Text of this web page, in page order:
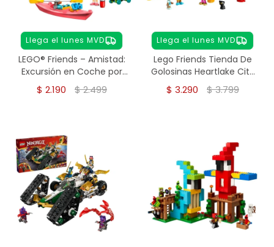
Llega el lunes MVD
LEGO® Friends – Amistad:
Excursión en Coche por
Carretera (42659)
$ 2.190 $2.499
Llega el lunes MVD
Lego Friends Tienda De
Golosinas Heartlake City
42649 + Mini Figuras
$ 3.290 $3.799